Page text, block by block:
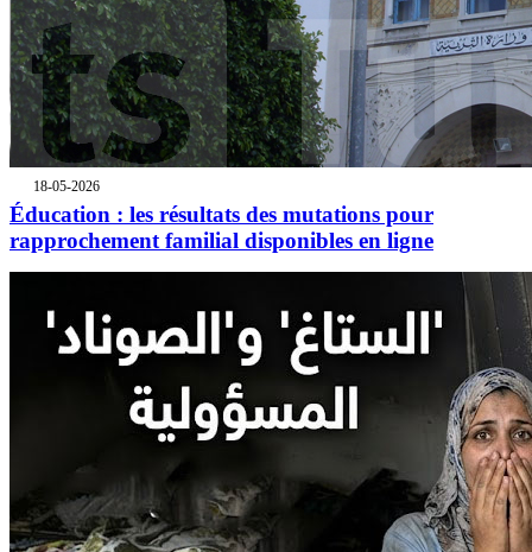
18-05-2026
Éducation : les résultats des mutations pour
rapprochement familial disponibles en ligne